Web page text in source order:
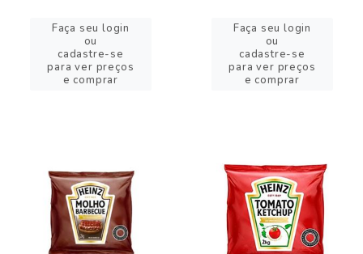
Faça seu login
ou
cadastre-se
para ver preços
e comprar
Faça seu login
ou
cadastre-se
para ver preços
e comprar